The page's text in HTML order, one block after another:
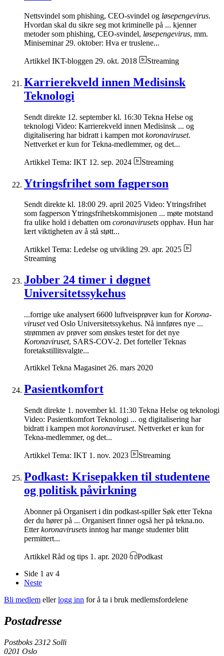
Nettsvindel som phishing, CEO-svindel og løsepengevirus.
Hvordan skal du sikre seg mot kriminelle på ... kjenner
metoder som phishing, CEO-svindel, løsepengevirus, mm.
Miniseminar 29. oktober: Hva er truslene...
Artikkel IKT-bloggen 29. okt. 2018 Streaming
Karrierekveld innen Medisinsk
Teknologi
Sendt direkte 12. september kl. 16:30 Tekna Helse og
teknologi Video: Karrierekveld innen Medisinsk ... og
digitalisering har bidratt i kampen mot koronaviruset.
Nettverket er kun for Tekna-medlemmer, og det...
Artikkel Tema: IKT 12. sep. 2024 Streaming
Ytringsfrihet som fagperson
Sendt direkte kl. 18:00 29. april 2025 Video: Ytringsfrihet
som fagperson Ytringsfrihetskommisjonen ... møte motstand
fra ulike hold i debatten om coronavirusets opphav. Hun har
lært viktigheten av å stå støtt...
Artikkel Tema: Ledelse og utvikling 29. apr. 2025
Streaming
Jobber 24 timer i døgnet
Universitetssykehus
...forrige uke analysert 6600 luftveisprøver kun for Korona-
virusetved Oslo Universitetssykehus. Nå innføres nye ...
strømmen av prøver som ønskes testet for det nye
Koronaviruset, SARS-COV-2. Det forteller Teknas
foretakstillitsvalgte...
Artikkel Tekna Magasinet 26. mars 2020
Pasientkomfort
Sendt direkte 1. november kl. 11:30 Tekna Helse og teknologi
Video: Pasientkomfort Teknologi ... og digitalisering har
bidratt i kampen mot koronaviruset. Nettverket er kun for
Tekna-medlemmer, og det...
Artikkel Tema: IKT 1. nov. 2023 Streaming
Podkast: Krisepakken til studentene
og politisk påvirkning
Abonner på Organisert i din podkast-spiller Søk etter Tekna
der du hører på ... Organisert finner også her på tekna.no.
Etterkoronavirusets inntog har mange studenter blitt
permittert...
Artikkel Råd og tips 1. apr. 2020
Podkast
Side 1 av 4
Neste
Bli medlem ellerlogg inn for å ta i bruk medlemsfordelene
Postadresse
Postboks 2312 Solli
0201 Oslo